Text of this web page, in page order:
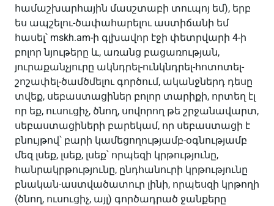
համաշխարհային մասշտաբի տուպոյ եմ), երբ
ես ապշելու-ծափահարելու աստիճանի եմ
հասել՝ mskh.am-ի գլխավոր էջի փետրվարի 4-ի
բոլոր նյութերը և, առանց բացառության,
յուրաքանչյուրը ակնդրել-ունկնդրել-հոտոտել-
շոշափել-ծամծմելու գործում, ականջներդ դեսը
տվեք, սեբաստացիներ բոլոր տարիքի, որտեղ էլ
որ եք, ուսուցիչ, ծնող, սովորող թե շրջանավարտ,
սեբաստացիների բարեկամ, որ սեբաստացի է
բնույթով՝ բարի կամեցողությամբ-օգնությամբ
մեզ լսեք, լսեք, լսեք՝ որպեզի կրթությունը,
հանրակրթությունը, ընդհանուրի կրթությունը
բնական-աստվածատուր լինի, որպեսզի կրթողի
(ծնող, ուսուցիչ, այլ) գործադրած ջանքերը